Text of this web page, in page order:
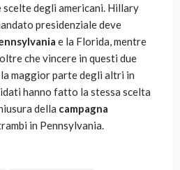
degli americani. Hillary
presidenziale deve
e la Florida, mentre
che vincere in questi due
maggior parte degli altri in
hanno fatto la stessa scelta
della campagna
in Pennsylvania.